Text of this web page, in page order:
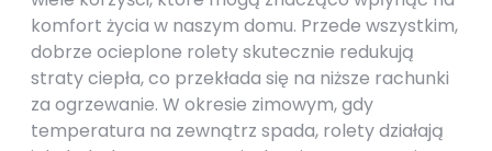
komfort życia w naszym domu. Przede wszystkim,
dobrze ocieplone rolety skutecznie redukują
straty ciepła, co przekłada się na niższe rachunki
za ogrzewanie. W okresie zimowym, gdy
temperatura na zewnątrz spada, rolety działają